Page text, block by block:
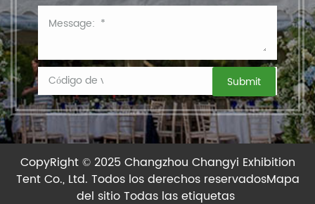
CopyRight © 2025 Changzhou Changyi Exhibition
Tent Co., Ltd. Todos los derechos reservadosMapa
del sitioTodas las etiquetas